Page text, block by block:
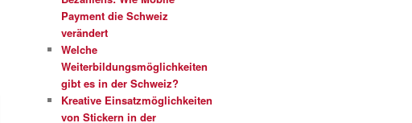
Payment die Schweiz
verändert
Welche
Weiterbildungsmöglichkeiten
gibt es in der Schweiz?
Kreative Einsatzmöglichkeiten
von Stickern in der